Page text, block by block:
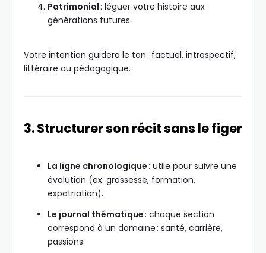
Patrimonial: léguer votre histoire aux
générations futures.
Votre intention guidera le ton : factuel, introspectif,
littéraire ou pédagogique.
3. Structurer son récit sans le figer
La ligne chronologique: utile pour suivre une
évolution (ex. grossesse, formation,
expatriation).
Le journal thématique: chaque section
correspond à un domaine : santé, carrière,
passions.